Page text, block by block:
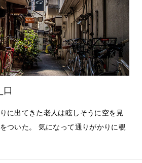
口
に出てきた老人は眩しそうに空を見
をついた。 気になって通りがかりに覗